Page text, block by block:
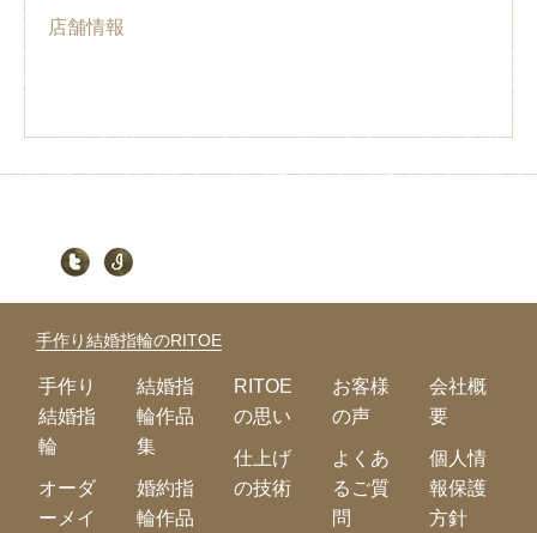
店舗情報
手作り結婚指輪のRITOE
手作り
結婚指
輪
オーダ
ーメイ
結婚指
輪作品
集
婚約指
輪作品
RITOE
の思い
仕上げ
の技術
お客様
の声
よくあ
るご質
問
会社概
要
個人情
報保護
方針